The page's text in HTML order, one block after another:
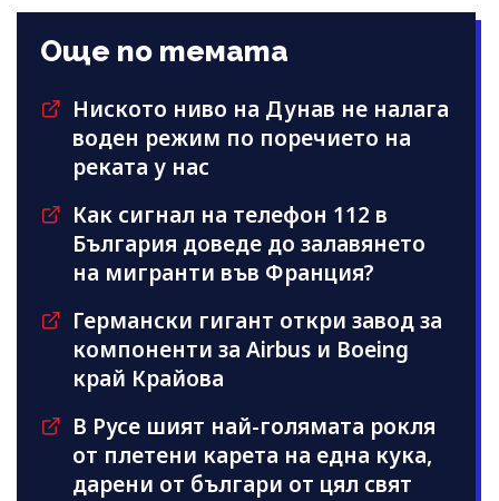
Още по темата
Ниското ниво на Дунав не налага
воден режим по поречието на
реката у нас
Как сигнал на телефон 112 в
България доведе до залавянето
на мигранти във Франция?
Германски гигант откри завод за
компоненти за Airbus и Boeing
край Крайова
В Русе шият най-голямата рокля
от плетени карета на една кука,
дарени от българи от цял свят